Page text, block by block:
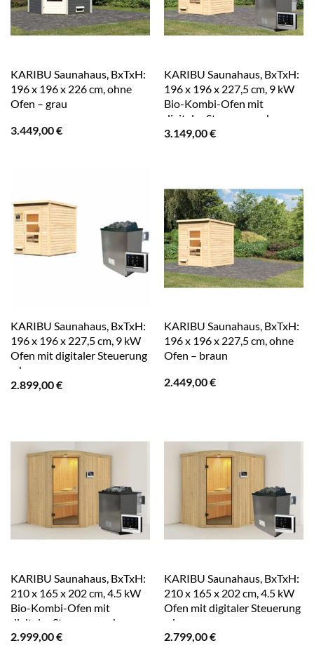
KARIBU Saunahaus, BxTxH:
196 x 196 x 226 cm, ohne
Ofen – grau
3.449,00€
KARIBU Saunahaus, BxTxH:
196 x 196 x 227,5 cm, 9 kW
Bio-Kombi-Ofen mit
digitaler Steuerung – braun
3.149,00€
KARIBU Saunahaus, BxTxH:
196 x 196 x 227,5 cm, 9 kW
Ofen mit digitaler Steuerung
– braun
2.899,00€
KARIBU Saunahaus, BxTxH:
196 x 196 x 227,5 cm, ohne
Ofen – braun
2.449,00€
KARIBU Saunahaus, BxTxH:
210 x 165 x 202 cm, 4.5 kW
Bio-Kombi-Ofen mit
digitaler Steuerung – braun
2.999,00€
KARIBU Saunahaus, BxTxH:
210 x 165 x 202 cm, 4.5 kW
Ofen mit digitaler Steuerung
– braun
2.799,00€